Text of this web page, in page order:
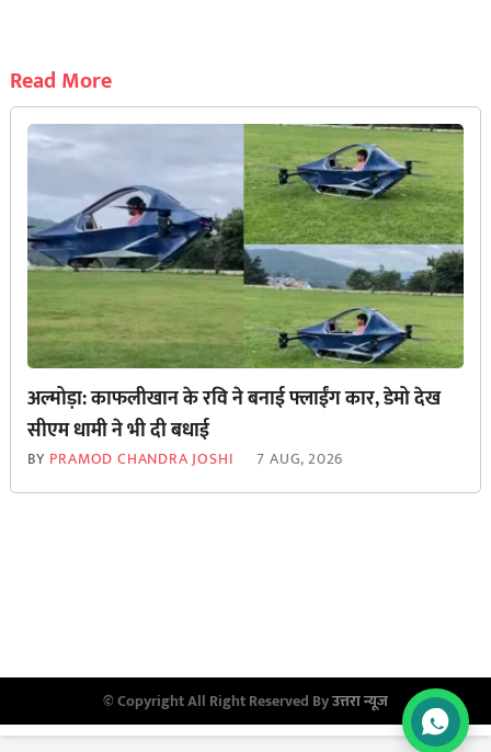
Read More
अल्मोड़ा: काफलीखान के रवि ने बनाई फ्लाईंग कार, डेमो देख
सीएम धामी ने भी दी बधाई
BY PRAMOD CHANDRA JOSHI 7 AUG, 2026
© Copyright All Right Reserved Byउत्तरा न्यूज